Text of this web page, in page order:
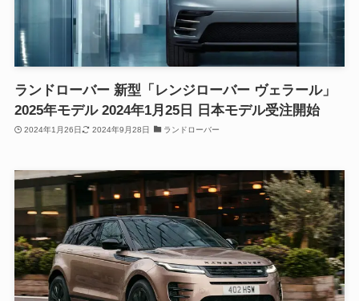
ランドローバー 新型「レンジローバー ヴェラール」
2025年モデル 2024年1月25日 日本モデル受注開始
2024年1月26日 2024年9月28日 ランドローバー